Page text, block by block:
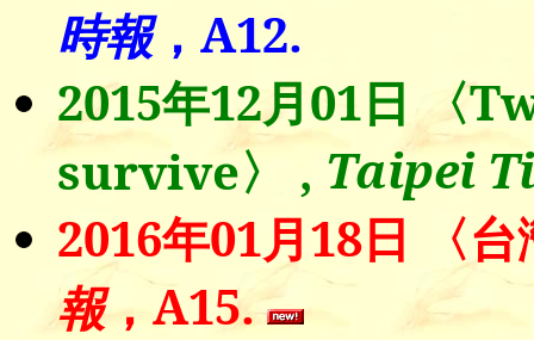
時報，A12.
2015年12月01日 〈
survive〉 , Taipei
2016年01月18日 〈
報，A15.